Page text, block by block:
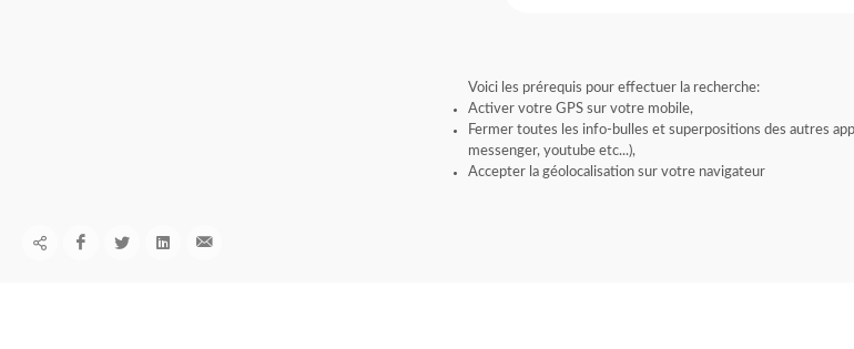
Voici les prérequis pour effectuer la recherche:
Activer votre GPS sur votre mobile,
Fermer toutes les info-bulles et superpositions des autres
messenger, youtube etc...),
Accepter la géolocalisation sur votre navigateur